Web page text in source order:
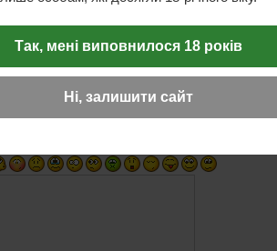
Имя (обязательное)
Так, мені виповнилося 18 років
Ні, залишити сайт